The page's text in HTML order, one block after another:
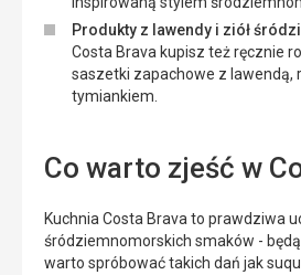
Produkty z lawendy i ziół
Costa Brava kupisz też ręcznie
saszetki zapachowe z lawendą,
tymiankiem.
Co warto zjeść w
Kuchnia Costa Brava to prawdziwa
śródziemnomorskich smaków -
warto spróbować takich dań jak